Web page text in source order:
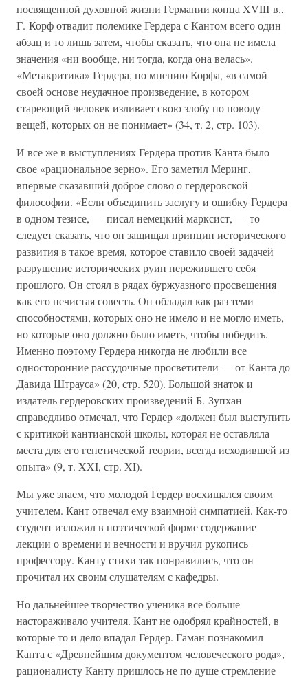
посвященной духовной жизни Германии конца XVIII в.,
Г. Корф отвадит полемике Гердера с Кантом всего один
абзац и то лишь затем, чтобы сказать, что она не имела
значения «ни вообще, ни тогда, когда она велась».
«Метакритика» Гердера, по мнению Корфа, «в самой
своей основе неудачное произведение, в котором
стареющий человек изливает свою злобу по поводу
вещей, которых он не понимает» (34, т. 2, стр. 103).
И все же в выступлениях Гердера против Канта было
свое «рациональное зерно». Его заметил Меринг,
впервые сказавший доброе слово о гердеровской
философии. «Если объединить заслугу и ошибку Гердера
в одном тезисе, — писал немецкий марксист, — то
следует сказать, что он защищал принцип исторического
развития в такое время, которое ставило своей задачей
разрушение исторических руин пережившего себя
прошлого. Он стоял в рядах буржуазного просвещения
как его нечистая совесть. Он обладал как раз теми
способностями, которых оно не имело и не могло иметь,
но которые оно должно было иметь, чтобы победить.
Именно поэтому Гердера никогда не любили все
односторонние рассудочные просветители — от Канта до
Давида Штрауса» (20, стр. 520). Большой знаток и
издатель гердеровских произведений Б. Зупхан
справедливо отмечал, что Гердер «должен был выступить
с критикой кантианской школы, которая не оставляла
места для его генетической теории, всегда исходившей из
опыта» (9, т. XXI, стр. XI).
Мы уже знаем, что молодой Гердер восхищался своим
учителем. Кант отвечал ему взаимной симпатией. Как-то
студент изложил в поэтической форме содержание
лекции о времени и вечности и вручил рукопись
профессору. Канту стихи так понравились, что он
прочитал их своим слушателям с кафедры.
Но дальнейшее творчество ученика все больше
настораживало учителя. Кант не одобрял крайностей, в
которые то и дело впадал Гердер. Гаман познакомил
Канта с «Древнейшим документом человеческого рода»,
рационалисту Канту пришлось не по душе стремление